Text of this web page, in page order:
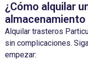
¿Cómo alquilar
almacenamiento
Alquilar trasteros
sin complicaciones.
empezar: